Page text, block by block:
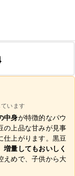
います
中身が特徴的なパウ
の上品な甘みが見事
仕上がります。黒豆
増量してもおいしく
えめで、子供から大